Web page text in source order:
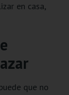
en casa,
que no